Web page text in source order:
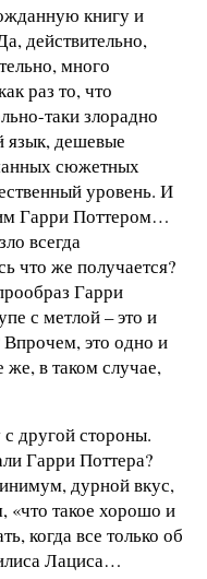
книгу и
действительно,
много
раз то, что
таки злорадно
язык, дешевые
сюжетных
уровень. И
Гарри Поттером…
всегда
что же получается?
Гарри
с метлой – это и
Впрочем, это одно и
в таком случае,
другой стороны.
Гарри Поттера?
дурной вкус,
«что такое хорошо и
когда все только об
Лациса…